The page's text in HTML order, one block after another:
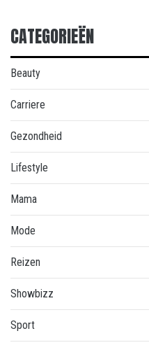
CATEGORIEËN
Beauty
Carriere
Gezondheid
Lifestyle
Mama
Mode
Reizen
Showbizz
Sport